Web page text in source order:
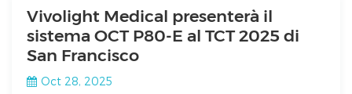
Vivolight Medical presenterà il
sistema OCT P80-E al TCT 2025 di
San Francisco
Oct 28, 2025